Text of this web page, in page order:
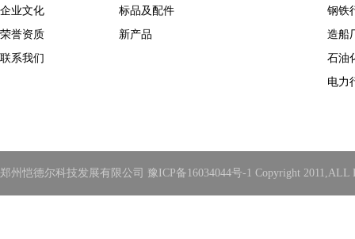
企业文化
荣誉资质
联系我们
标品及配件
新产品
钢铁
造船
石油
电力
郑州恺德尔科技发展有限公司 豫ICP备16034044号-1 Copyright 2011,ALL